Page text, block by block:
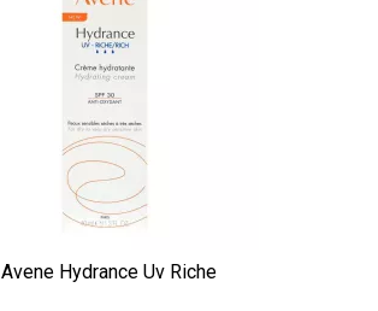
Avene Hydrance Uv Riche